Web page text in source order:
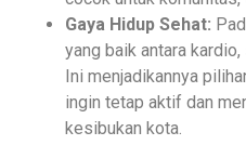
Gaya Hidup Sehat:
yang baik antara
Ini menjadikannya
ingin tetap aktif dan
kesibukan kota.